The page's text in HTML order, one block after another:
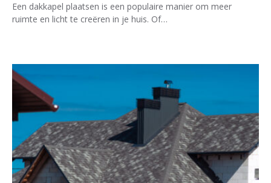
Een dakkapel plaatsen is een populaire manier om meer
ruimte en licht te creëren in je huis. Of…